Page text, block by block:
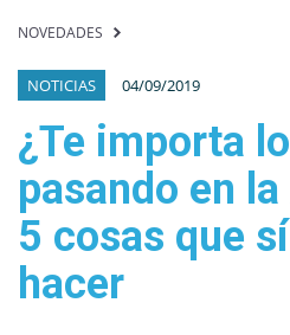
NOVEDADES
NOTICIAS 04/09/2019
¿Te importa
pasando en
5 cosas que
hacer